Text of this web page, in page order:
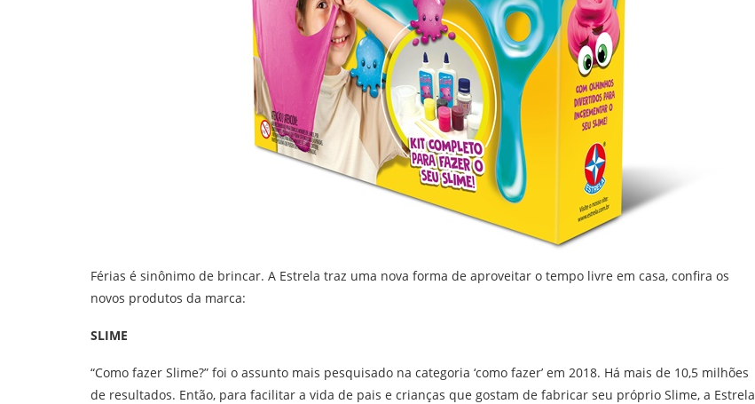
Férias é sinônimo de brincar. A Estrela traz uma nova forma de aproveitar o tempo livre em casa, confira os
novos produtos da marca:
SLIME
“Como fazer Slime?” foi o assunto mais pesquisado na categoria ‘como fazer’ em 2018. Há mais de 10,5 milhões
de resultados. Então, para facilitar a vida de pais e crianças que gostam de fabricar seu próprio Slime, a Estrela